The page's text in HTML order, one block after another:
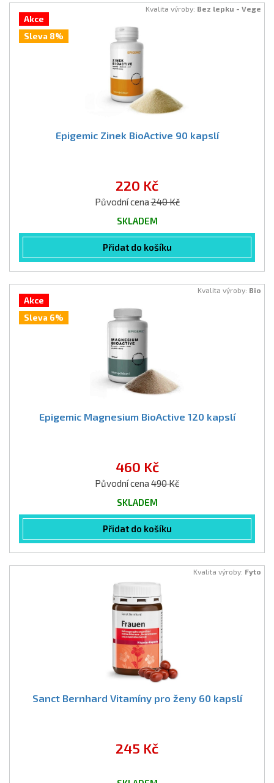
Kvalita výroby: Bez lepku - Vege
Akce
Sleva 8%
Epigemic Zinek BioActive 90 kapslí
220 Kč
Původní cena240 Kč
SKLADEM
Přidat do košíku
Kvalita výroby: Bio
Akce
Sleva 6%
Epigemic Magnesium BioActive 120 kapslí
460 Kč
Původní cena 490 Kč
SKLADEM
Přidat do košíku
Kvalita výroby: Fyto
Sanct Bernhard Vitamíny pro ženy 60 kapslí
245 Kč